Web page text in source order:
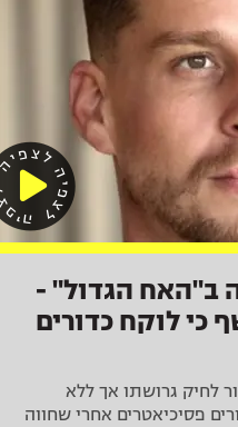
ב"האח הגדול" -
כי לוקח כדורים
לחיק גרושתו אך ללא
פסיכיאטרים אחרי שחווה